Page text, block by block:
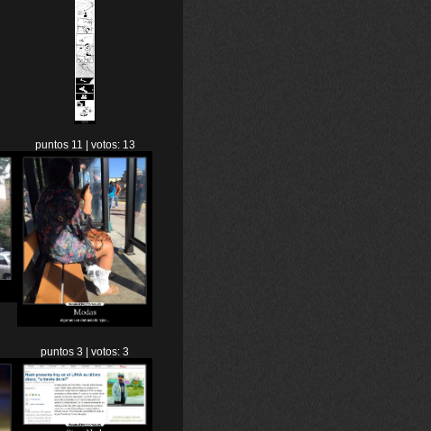
puntos 11 | votos: 13
puntos 3 | votos: 3